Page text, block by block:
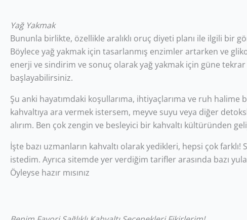
Yağ Yakmak
Bununla birlikte, özellikle aralıklı oruç diyeti planı ile ilgili bir
Böylece yağ yakmak için tasarlanmış enzimler artarken ve
enerji ve sindirim ve sonuç olarak yağ yakmak için güne
başlayabilirsiniz.
Şu anki hayatımdaki koşullarıma, ihtiyaçlarıma ve ruh
kahvaltıya ara vermek istersem, meyve suyu veya diğer
alırım. Ben çok zengin ve besleyici bir kahvaltı kültüründen
İşte bazı uzmanların kahvaltı olarak yedikleri, hepsi çok
istedim. Ayrıca sitemde yer verdiğim tarifler arasında bazı
Öyleyse hazır mısınız